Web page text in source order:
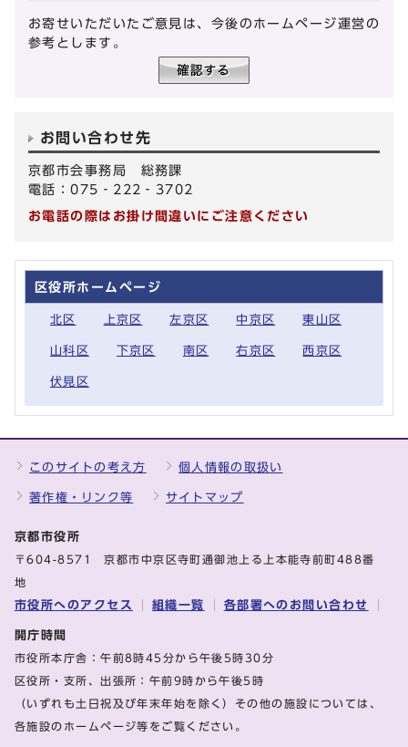
お寄せいただいたご意見は、今後のホームページ運営の
参考とします。
お問い合わせ先
京都市会事務局 総務課
電話：075‐222‐3702
お電話の際はお掛け間違いにご注意ください
区役所ホームページ
北区 上京区 左京区 中京区 東山区
山科区 下京区 南区 右京区 西京区
伏見区
このサイトの考え方 個人情報の取扱い
著作権・リンク等 サイトマップ
京都市役所
〒604-8571 京都市中京区寺町通御池上る上本能寺前町488番
地
市役所へのアクセス 組織一覧 各部署へのお問い合わせ
開庁時間
市役所本庁舎：午前8時45分から午後5時30分
区役所・支所、出張所：午前9時から午後5時
（いずれも土日祝及び年末年始を除く）その他の施設については、
各施設のホームページ等をご覧ください。